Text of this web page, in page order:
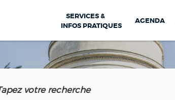
SERVICES &
INFOS PRATIQUES
AGENDA